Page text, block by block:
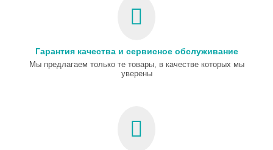
Гарантия качества и сервисное обслуживание
Мы предлагаем только те товары, в качестве которых мы
уверены